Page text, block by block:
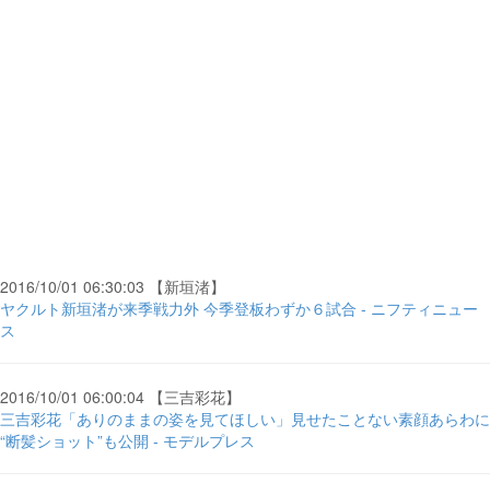
2016/10/01 06:30:03 【新垣渚】
ヤクルト新垣渚が来季戦力外 今季登板わずか６試合 - ニフティニュー
ス
2016/10/01 06:00:04 【三吉彩花】
三吉彩花「ありのままの姿を見てほしい」見せたことない素顔あらわに
“断髪ショット”も公開 - モデルプレス